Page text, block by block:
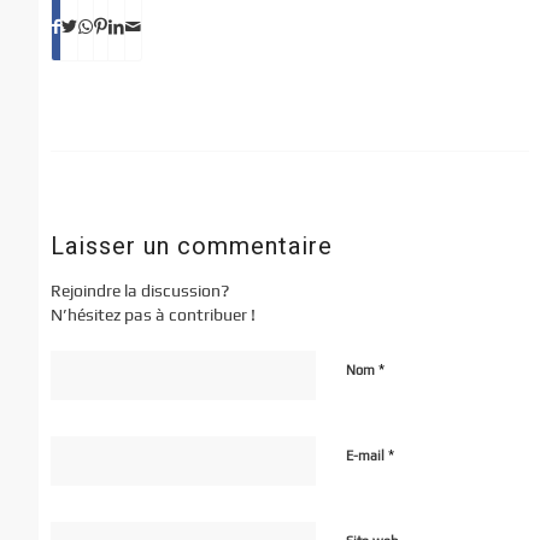
Laisser un commentaire
Rejoindre la discussion?
N’hésitez pas à contribuer !
Nom *
E-mail *